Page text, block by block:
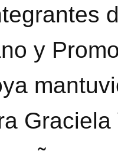
y